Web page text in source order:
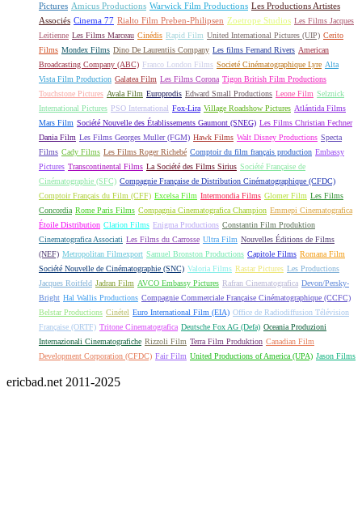
Pictures Amicus Productions Warwick Film Productions Les Productions Artistes
Associés Cinema 77 Rialto Film Preben-Philipsen Zoetrope Studios Les Films Jacques
Leitienne Les Films Marceau Cinédis Rapid Film United International Pictures (UIP) Cerito
Films Mondex Films Dino De Laurentiis Company Les films Fernand Rivers American
Broadcasting Company (ABC) Franco London Films Societé Cinématographique Lyre Alta
Vista Film Production Galatea Film Les Films Corona Tigon British Film Productions
Touchstone Pictures Avala Film Europrodis Edward Small Productions Leone Film Selznick
International Pictures PSO International Fox-Lira Village Roadshow Pictures Atlántida Films
Mars Film Société Nouvelle des Établissements Gaumont (SNEG) Les Films Christian Fechner
Dania Film Les Films Georges Muller (FGM) Hawk Films Walt Disney Productions Specta
Films Cady Films Les Films Roger Richebé Comptoir du film français production Embassy
Pictures Transcontinental Films La Société des Films Sirius Société Française de
Cinématographie (SFC) Compagnie Française de Distribution Cinématographique (CFDC)
Comptoir Français du Film (CFF) Excelsa Film Intermondia Films Glomer Film Les Films
Concordia Rome Paris Films Compagnia Cinematografica Champion Emmepi Cinematografica
Étoile Distribution Clarion Films Enigma Productions Constantin Film Produktion
Cinematografica Associati Les Films du Carrosse Ultra Film Nouvelles Éditions de Films
(NEF) Metropolitan Filmexport Samuel Bronston Productions Capitole Films Romana Film
Société Nouvelle de Cinématographie (SNC) Valoria Films Rastar Pictures Les Productions
Jacques Roitfeld Jadran Film AVCO Embassy Pictures Rafran Cinematografica Devon/Persky-
Bright Hal Wallis Productions Compagnie Commerciale Française Cinématographique (CCFC)
Belstar Productions Cinétel Euro International Film (EIA) Office de Radiodiffusion Télévision
Française (ORTF) Tritone Cinematografica Deutsche Fox AG (Defa) Oceania Produzioni
Internazionali Cinematografiche Rizzoli Film Terra Film Produktion Canadian Film
Development Corporation (CFDC) Fair Film United Productions of America (UPA) Jason Films
ericbad.net 2011-2025